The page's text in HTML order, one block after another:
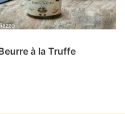
à la Truffe